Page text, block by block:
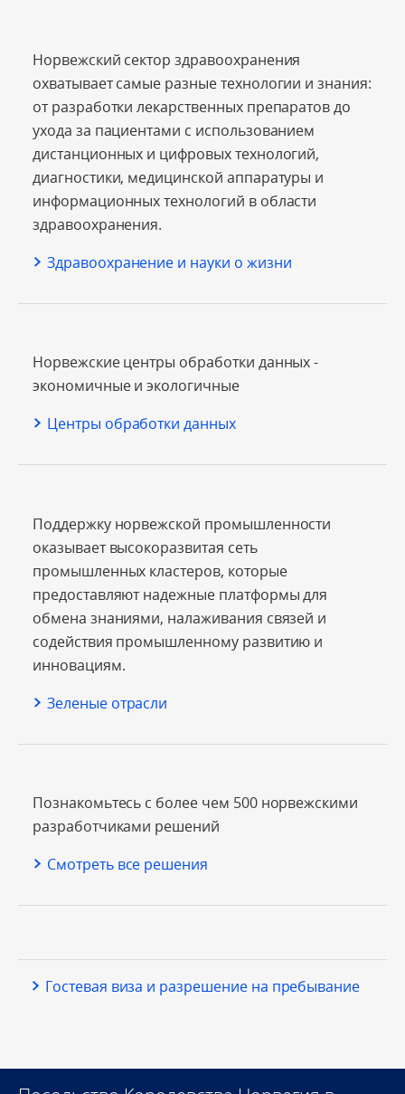
Норвежский сектор здравоохранения
охватывает самые разные технологии и знания:
от разработки лекарственных препаратов до
ухода за пациентами с использованием
дистанционных и цифровых технологий,
диагностики, медицинской аппаратуры и
информационных технологий в области
здравоохранения.
Здравоохранение и науки о жизни
Норвежские центры обработки данных ‒
экономичные и экологичные
Центры обработки данных
Поддержку норвежской промышленности
оказывает высокоразвитая сеть
промышленных кластеров, которые
предоставляют надежные платформы для
обмена знаниями, налаживания связей и
содействия промышленному развитию и
инновациям.
Зеленые отрасли
Познакомьтесь с более чем 500 норвежскими
разработчиками решений
Смотреть все решения
Гостевая виза и разрешение на пребывание